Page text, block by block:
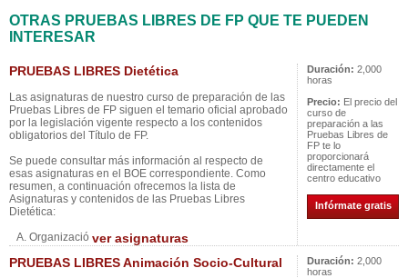
OTRAS PRUEBAS LIBRES DE FP QUE TE PUEDEN
INTERESAR
PRUEBAS LIBRES Dietética
Las asignaturas de nuestro curso de preparación de las
Pruebas Libres de FP siguen el temario oficial aprobado
por la legislación vigente respecto a los contenidos
obligatorios del Título de FP.
Se puede consultar más información al respecto de
esas asignaturas en el BOE correspondiente. Como
resumen, a continuación ofrecemos la lista de
Asignaturas y contenidos de las Pruebas Libres
Dietética:
A. Organizació ver asignaturas
Duración: 2,000
horas
Precio: El precio del
curso de
preparación a las
Pruebas Libres de
FP te lo
proporcionará
directamente el
centro educativo
Infórmate gratis
PRUEBAS LIBRES Animación Socio-Cultural Duración: 2,000
horas